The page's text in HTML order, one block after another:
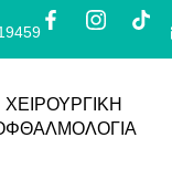
ΧΕΙΡΟΥΡΓΙΚΗ